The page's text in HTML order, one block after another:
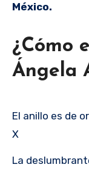
México.
¿Cómo
Ángela
El anillo es de
X
La